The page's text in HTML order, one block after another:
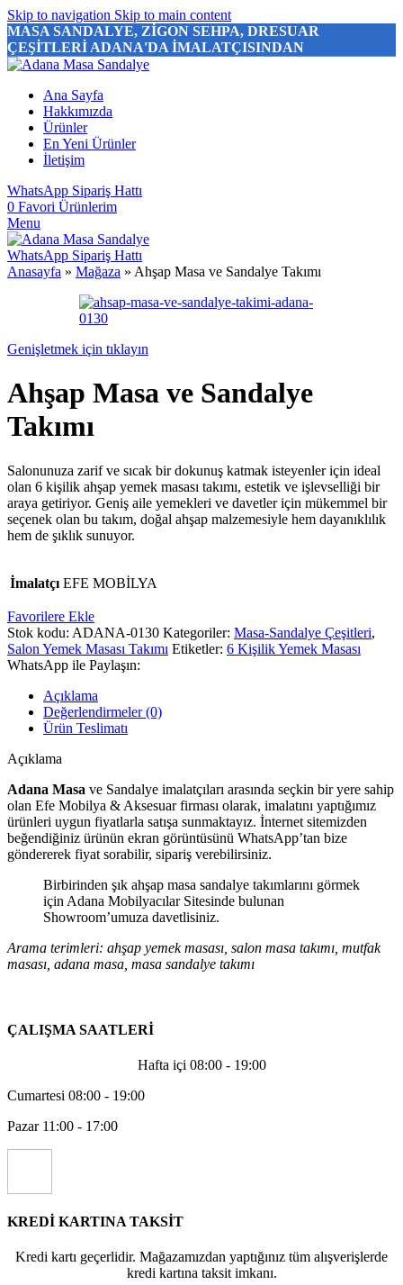
Skip to navigation Skip to main content
MASA SANDALYE, ZİGON SEHPA, DRESUAR
ÇEŞİTLERİ ADANA'DA İMALATÇISINDAN
Ana Sayfa
Hakkımızda
Ürünler
En Yeni Ürünler
İletişim
WhatsApp Sipariş Hattı
0 Favori Ürünlerim
Menu
WhatsApp Sipariş Hattı
Anasayfa » Mağaza » Ahşap Masa ve Sandalye Takımı
Genişletmek için tıklayın
Ahşap Masa ve Sandalye
Takımı
Salonunuza zarif ve sıcak bir dokunuş katmak isteyenler için ideal
olan 6 kişilik ahşap yemek masası takımı, estetik ve işlevselliği bir
araya getiriyor. Geniş aile yemekleri ve davetler için mükemmel bir
seçenek olan bu takım, doğal ahşap malzemesiyle hem dayanıklılık
hem de şıklık sunuyor.
İmalatçı EFE MOBİLYA
Favorilere Ekle
Stok kodu: ADANA-0130 Kategoriler: Masa-Sandalye Çeşitleri,
Salon Yemek Masası Takımı Etiketler: 6 Kişilik Yemek Masası
WhatsApp ile Paylaşın:
Açıklama
Değerlendirmeler (0)
Ürün Teslimatı
Açıklama
Adana Masa ve Sandalye imalatçıları arasında seçkin bir yere sahip
olan Efe Mobilya & Aksesuar firması olarak, imalatını yaptığımız
ürünleri uygun fiyatlarla satışa sunmaktayız. İnternet sitemizden
beğendiğiniz ürünün ekran görüntüsünü WhatsApp’tan bize
göndererek fiyat sorabilir, sipariş verebilirsiniz.
Birbirinden şık ahşap masa sandalye takımlarını görmek
için Adana Mobilyacılar Sitesinde bulunan
Showroom’umuza davetlisiniz.
Arama terimleri: ahşap yemek masası, salon masa takımı, mutfak
masası, adana masa, masa sandalye takımı
ÇALIŞMA SAATLERİ
Hafta içi 08:00 - 19:00
Cumartesi 08:00 - 19:00
Pazar 11:00 - 17:00
KREDİ KARTINA TAKSİT
Kredi kartı geçerlidir. Mağazamızdan yaptığınız tüm alışverişlerde
kredi kartına taksit imkanı.